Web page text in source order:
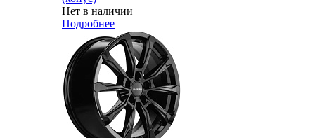
Нет в наличии
Подробнее